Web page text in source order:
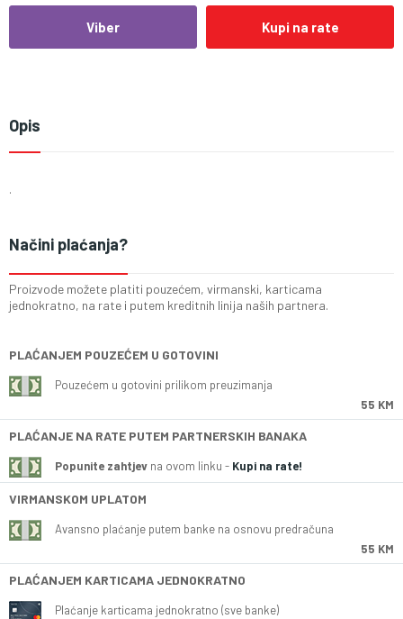
Viber Kupi na rate
Opis
.
Načini plaćanja?
Proizvode možete platiti pouzećem, virmanski, karticama
jednokratno, na rate i putem kreditnih linija naših partnera.
PLAĆANJEM POUZEĆEM U GOTOVINI
Pouzećem u gotovini prilikom preuzimanja
55 KM
PLAĆANJE NA RATE PUTEM PARTNERSKIH BANAKA
Popunite zahtjev na ovom linku - Kupi na rate!
VIRMANSKOM UPLATOM
Avansno plaćanje putem banke na osnovu predračuna
55 KM
PLAĆANJEM KARTICAMA JEDNOKRATNO
Plaćanje karticama jednokratno (sve banke)